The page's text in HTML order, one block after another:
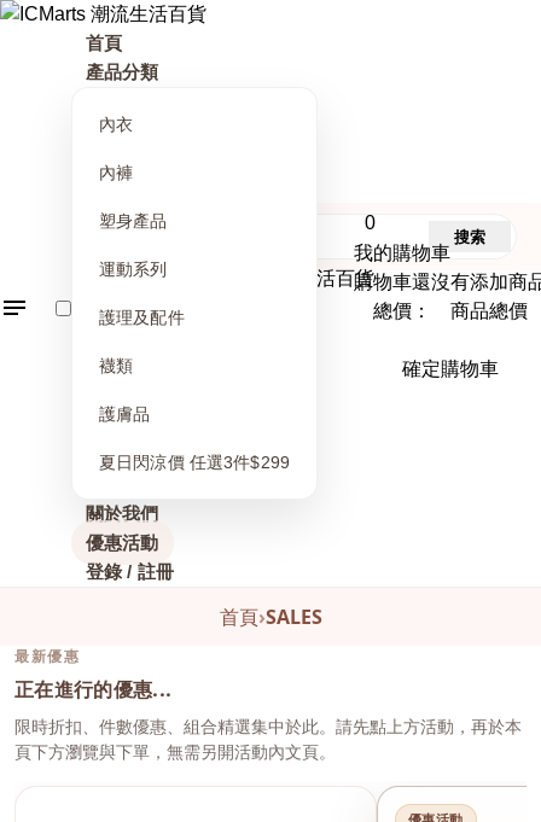
首頁
產品分類
內衣
內褲
塑身產品
運動系列
護理及配件
襪類
護膚品
夏日閃涼價 任選3件$299
關於我們
優惠活動
登錄 / 註冊
0
我的購物車
購物車還沒有添加商
總價： 商品總價
確定購物車
搜索
首頁›SALES
最新優惠
正在進行的優惠...
限時折扣、件數優惠、組合精選集中於此。請先點上方活動，再於本
頁下方瀏覽與下單，無需另開活動內文頁。